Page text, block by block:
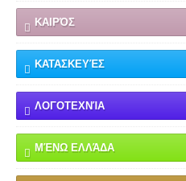
ΚΑΙΡΌΣ
ΚΑΤΑΣΚΕΥΈΣ
ΛΟΓΟΤΕΧΝΊΑ
ΜΈΝΩ ΕΛΛΆΔΑ